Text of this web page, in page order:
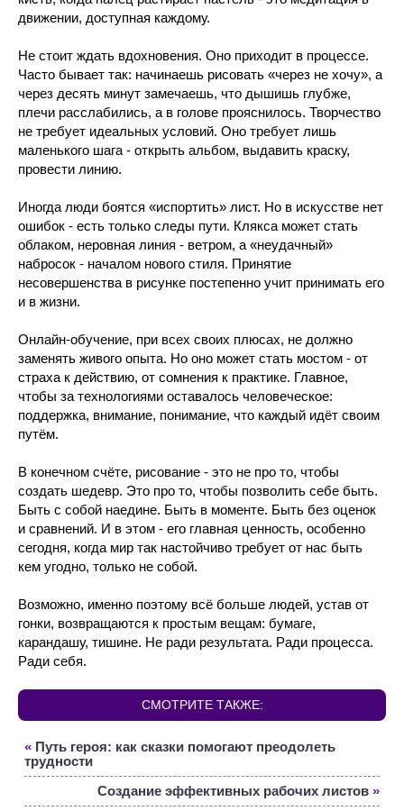
движении, доступная каждому.
Не стоит ждать вдохновения. Оно приходит в процессе.
Часто бывает так: начинаешь рисовать «через не хочу», а
через десять минут замечаешь, что дышишь глубже,
плечи расслабились, а в голове прояснилось. Творчество
не требует идеальных условий. Оно требует лишь
маленького шага - открыть альбом, выдавить краску,
провести линию.
Иногда люди боятся «испортить» лист. Но в искусстве нет
ошибок - есть только следы пути. Клякса может стать
облаком, неровная линия - ветром, а «неудачный»
набросок - началом нового стиля. Принятие
несовершенства в рисунке постепенно учит принимать его
и в жизни.
Онлайн-обучение, при всех своих плюсах, не должно
заменять живого опыта. Но оно может стать мостом - от
страха к действию, от сомнения к практике. Главное,
чтобы за технологиями оставалось человеческое:
поддержка, внимание, понимание, что каждый идёт своим
путём.
В конечном счёте, рисование - это не про то, чтобы
создать шедевр. Это про то, чтобы позволить себе быть.
Быть с собой наедине. Быть в моменте. Быть без оценок
и сравнений. И в этом - его главная ценность, особенно
сегодня, когда мир так настойчиво требует от нас быть
кем угодно, только не собой.
Возможно, именно поэтому всё больше людей, устав от
гонки, возвращаются к простым вещам: бумаге,
карандашу, тишине. Не ради результата. Ради процесса.
Ради себя.
СМОТРИТЕ ТАКЖЕ:
« Путь героя: как сказки помогают преодолеть
трудности
Создание эффективных рабочих листов »